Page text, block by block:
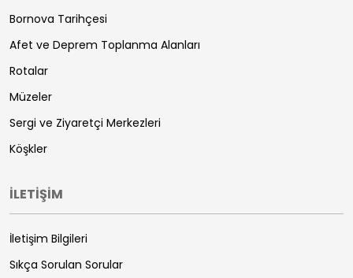
Bornova Tarihçesi
Afet ve Deprem Toplanma Alanları
Rotalar
Müzeler
Sergi ve Ziyaretçi Merkezleri
Köşkler
İLETİŞİM
İletişim Bilgileri
Sıkça Sorulan Sorular